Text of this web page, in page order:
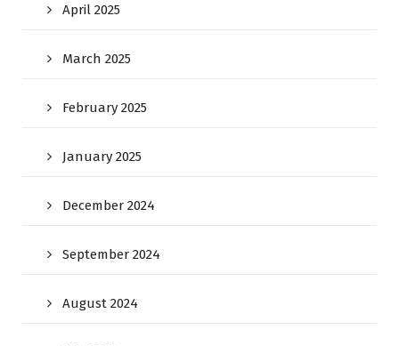
April 2025
March 2025
February 2025
January 2025
December 2024
September 2024
August 2024